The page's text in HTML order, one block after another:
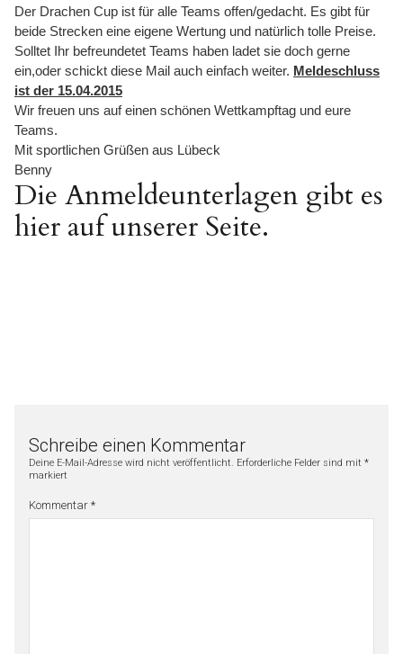
Der Drachen Cup ist für alle Teams offen/gedacht. Es gibt für
beide Strecken eine eigene Wertung und natürlich tolle Preise.
Solltet Ihr befreundetet Teams haben ladet sie doch gerne
ein,oder schickt diese Mail auch einfach weiter. Meldeschluss
ist der 15.04.2015
Wir freuen uns auf einen schönen Wettkampftag und eure
Teams.
Mit sportlichen Grüßen aus Lübeck
Benny
Die Anmeldeunterlagen gibt es
hier auf unserer Seite.
Schreibe einen Kommentar
Deine E-Mail-Adresse wird nicht veröffentlicht. Erforderliche Felder sind mit *
markiert
Kommentar *